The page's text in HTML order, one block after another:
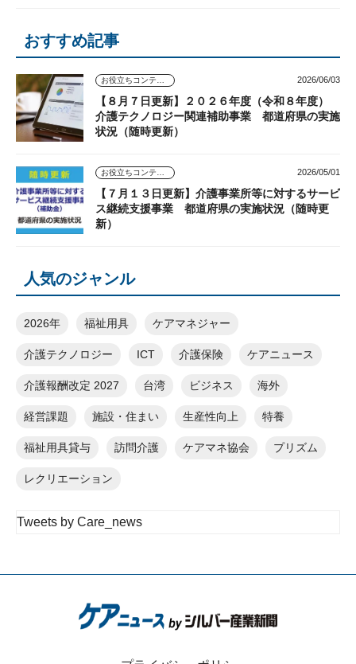
おすすめ記事
お役立ちコンテンツ 2026/06/03
【８月７日更新】２０２６年度（令和８年度）
介護テクノロジー関連補助事業 都道府県の実施
状況（随時更新）
お役立ちコンテンツ 2026/05/01
【７月１３日更新】介護事業所等に対するサービ
ス継続支援事業 都道府県の実施状況（随時更
新）
人気のジャンル
2026年 福祉用具 ケアマネジャー
介護テクノロジー ICT 介護保険 ケアニュース
介護報酬改定 2027 台湾 ビジネス 海外
経営課題 施設・住まい 生産性向上 特養
福祉用具貸与 訪問介護 ケアマネ協会 プリズム
レクリエーション
Tweets by Care_news